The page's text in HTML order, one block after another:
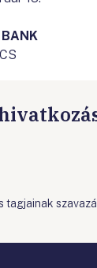
BANK
tagjainak